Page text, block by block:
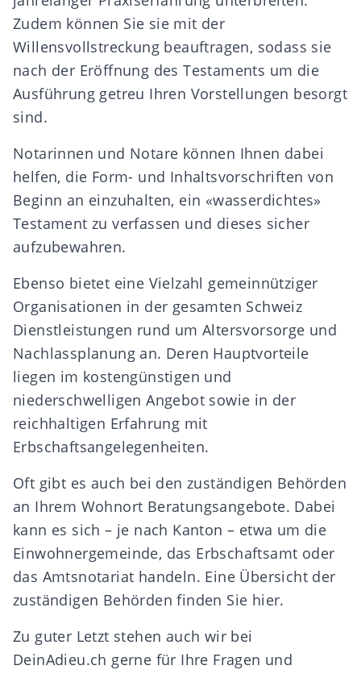
Zudem können Sie sie mit der
Willensvollstreckung beauftragen, sodass sie
nach der Eröffnung des Testaments um die
Ausführung getreu Ihren Vorstellungen besorgt
sind.
Notarinnen und Notare können Ihnen dabei
helfen, die Form- und Inhaltsvorschriften von
Beginn an einzuhalten, ein «wasserdichtes»
Testament zu verfassen und dieses sicher
aufzubewahren.
Ebenso bietet eine Vielzahl gemeinnütziger
Organisationen in der gesamten Schweiz
Dienstleistungen rund um Altersvorsorge und
Nachlassplanung an. Deren Hauptvorteile
liegen im kostengünstigen und
niederschwelligen Angebot sowie in der
reichhaltigen Erfahrung mit
Erbschaftsangelegenheiten.
Oft gibt es auch bei den zuständigen Behörden
an Ihrem Wohnort Beratungsangebote. Dabei
kann es sich – je nach Kanton – etwa um die
Einwohnergemeinde, das Erbschaftsamt oder
das Amtsnotariat handeln. Eine Übersicht der
zuständigen Behörden finden Sie hier.
Zu guter Letzt stehen auch wir bei
DeinAdieu.ch gerne für Ihre Fragen und